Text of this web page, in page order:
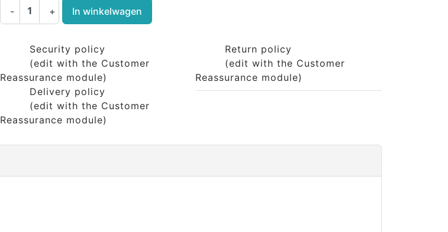
- + In winkelwagen
Security policy
(edit with the Customer
Reassurance module)
Delivery policy
(edit with the Customer
Reassurance module)
Return policy
(edit with the Customer
Reassurance module)